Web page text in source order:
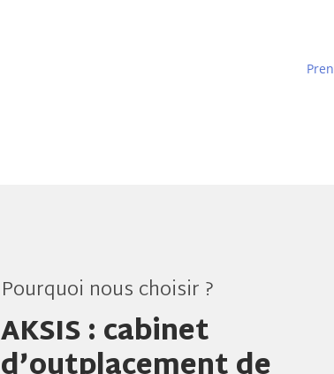
Pourquoi nous choisir ?
AKSIS : cabinet